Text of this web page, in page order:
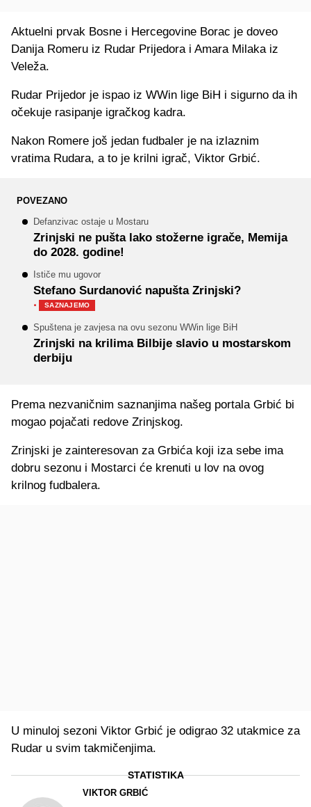
Aktuelni prvak Bosne i Hercegovine Borac je doveo
Danija Romeru iz Rudar Prijedora i Amara Milaka iz
Veleža.
Rudar Prijedor je ispao iz WWin lige BiH i sigurno da ih
očekuje rasipanje igračkog kadra.
Nakon Romere još jedan fudbaler je na izlaznim
vratima Rudara, a to je krilni igrač, Viktor Grbić.
POVEZANO
Defanzivac ostaje u Mostaru
Zrinjski ne pušta lako stožerne igrače, Memija
do 2028. godine!
Ističe mu ugovor
Stefano Surdanović napušta Zrinjski?
· SAZNAJEMO
Spuštena je zavjesa na ovu sezonu WWin lige BiH
Zrinjski na krilima Bilbije slavio u mostarskom
derbiju
Prema nezvaničnim saznanjima našeg portala Grbić bi
mogao pojačati redove Zrinjskog.
Zrinjski je zainteresovan za Grbića koji iza sebe ima
dobru sezonu i Mostarci će krenuti u lov na ovog
krilnog fudbalera.
U minuloj sezoni Viktor Grbić je odigrao 32 utakmice za
Rudar u svim takmičenjima.
VIKTOR GRBIĆ
STATISTIKA